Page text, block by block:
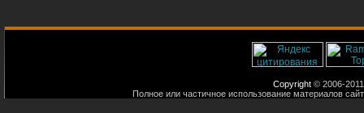
Copyright © 2006-
Полное или частичное использование материалов